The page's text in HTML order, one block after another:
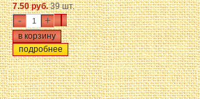
7.50 руб.39 шт.
- +
подробнее